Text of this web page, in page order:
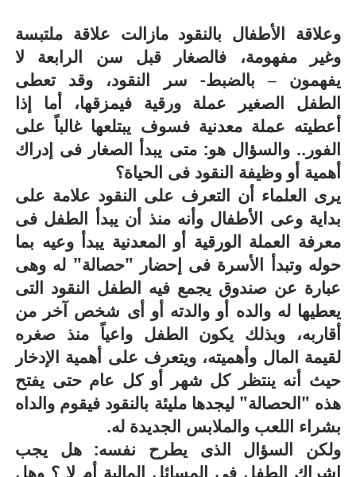
وعلاقة الأطفال بالنقود مازالت علاقة ملتبسة
وغير مفهومة، فالصغار قبل سن الرابعة لا
يفهمون – بالضبط- سر النقود، وقد تعطى
الطفل الصغير عملة ورقية فيمزقها، أما إذا
أعطيته عملة معدنية فسوف يبتلعها غالباً على
الفور.. والسؤال هو: متى يبدأ الصغار فى إدراك
أهمية أو وظيفة النقود فى الحياة؟
يرى العلماء أن التعرف على النقود علامة على
بداية وعى الأطفال وأنه منذ أن يبدأ الطفل فى
معرفة العملة الورقية أو المعدنية يبدأ وعيه بما
حوله وتبدأ الأسرة فى إحضار "حصالة" له وهى
عبارة عن صندوق يجمع فيه الطفل النقود التى
يعطيها له والده أو والدته أو أى شخص آخر من
أقاربه، وبذلك يكون الطفل واعياً منذ صغره
لقيمة المال وأهميته، ويتعرف على أهمية الإدخار
حيث أنه ينتظر كل شهر أو كل عام حتى يفتح
هذه "الحصالة" ليجدها مليئة بالنقود فيقوم والداه
بشراء اللعب والملابس الجديدة له.
ولكن السؤال الذى يطرح نفسه: هل يجب
إشراك الطفل فى المسائل المالية أم لا ؟ وهل